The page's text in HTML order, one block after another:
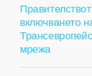
включването
мрежа